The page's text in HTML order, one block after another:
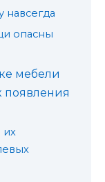
опасны
мебели
появления
их